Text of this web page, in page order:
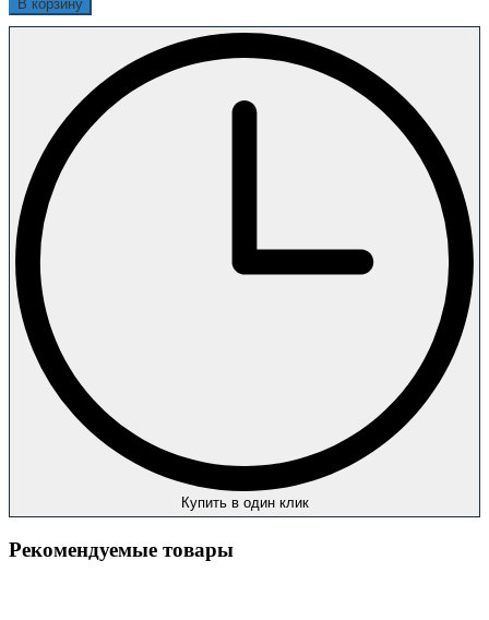
В корзину
Купить в один клик
Рекомендуемые товары